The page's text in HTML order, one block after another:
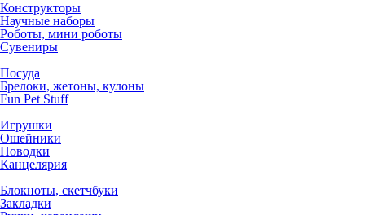
Конструкторы
Научные наборы
Роботы, мини роботы
Сувениры
Посуда
Брелоки, жетоны, кулоны
Fun Pet Stuff
Игрушки
Ошейники
Поводки
Канцелярия
Блокноты, скетчбуки
Закладки